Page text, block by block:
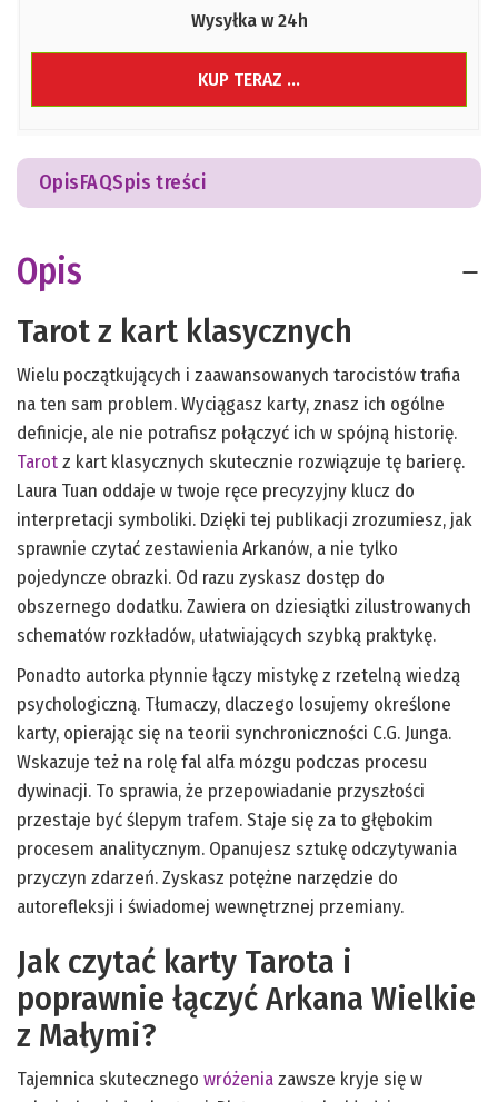
Wysyłka w 24h
KUP TERAZ ...
OpisFAQSpis treści
Opis
Tarot z kart klasycznych
Wielu początkujących i zaawansowanych tarocistów trafia
na ten sam problem. Wyciągasz karty, znasz ich ogólne
definicje, ale nie potrafisz połączyć ich w spójną historię.
Tarotz kart klasycznych skutecznie rozwiązuje tę barierę.
Laura Tuan oddaje w twoje ręce precyzyjny klucz do
interpretacji symboliki. Dzięki tej publikacji zrozumiesz, jak
sprawnie czytać zestawienia Arkanów, a nie tylko
pojedyncze obrazki. Od razu zyskasz dostęp do
obszernego dodatku. Zawiera on dziesiątki zilustrowanych
schematów rozkładów, ułatwiających szybką praktykę.
Ponadto autorka płynnie łączy mistykę z rzetelną wiedzą
psychologiczną. Tłumaczy, dlaczego losujemy określone
karty, opierając się na teorii synchroniczności C.G. Junga.
Wskazuje też na rolę fal alfa mózgu podczas procesu
dywinacji. To sprawia, że przepowiadanie przyszłości
przestaje być ślepym trafem. Staje się za to głębokim
procesem analitycznym. Opanujesz sztukę odczytywania
przyczyn zdarzeń. Zyskasz potężne narzędzie do
autorefleksji i świadomej wewnętrznej przemiany.
Jak czytać karty Tarota i
poprawnie łączyć Arkana Wielkie
z Małymi?
Tajemnica skutecznego wróżeniazawsze kryje się w